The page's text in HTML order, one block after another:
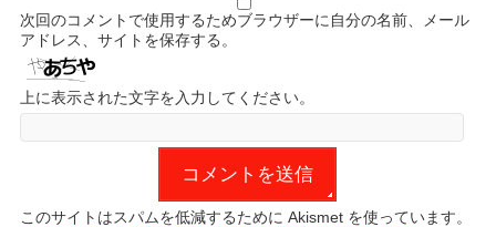
次回のコメントで使用するためブラウザーに自分の名前、メール
アドレス、サイトを保存する。
上に表示された文字を入力してください。
このサイトはスパムを低減するために Akismet を使っています。